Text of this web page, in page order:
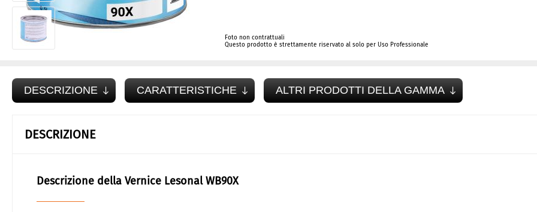
Foto non contrattuali
Questo prodotto è strettamente riservato al solo per Uso Professionale
DESCRIZIONE CARATTERISTICHE ALTRI PRODOTTI DELLA GAMMA
DESCRIZIONE
Descrizione della Vernice Lesonal WB90X